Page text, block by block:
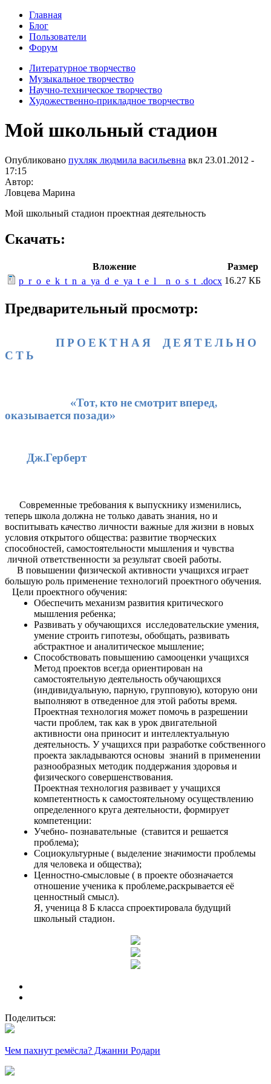
Главная
Блог
Пользователи
Форум
Литературное творчество
Музыкальное творчество
Научно-техническое творчество
Художественно-прикладное творчество
Мой школьный стадион
Опубликовано пухляк людмила васильевна вкл 23.01.2012 -
17:15
Автор:
Ловцева Марина
Мой школьный стадион проектная деятельность
Скачать:
Вложение
Размер
p_r_o_e_k_t_n_a_ya_d_e_ya_t_e_l__n_o_s_t_.docx 16.27 КБ
Предварительный просмотр:
П Р О Е К Т Н А Я Д Е Я Т Е Л Ь Н О
С Т Ь
«Тот, кто не смотрит вперед,
оказывается позади»
Дж.Герберт
Современные требования к выпускнику изменились,
теперь школа должна не только давать знания, но и
воспитывать качество личности важные для жизни в новых
условия открытого общества: развитие творческих
способностей, самостоятельности мышления и чувства
личной ответственности за результат своей работы.
В повышении физической активности учащихся играет
большую роль применение технологий проектного обучения.
Цели проектного обучения:
Обеспечить механизм развития критического
мышления ребенка;
Развивать у обучающихся исследовательские умения,
умение строить гипотезы, обобщать, развивать
абстрактное и аналитическое мышление;
Способствовать повышению самооценки учащихся
Метод проектов всегда ориентирован на
самостоятельную деятельность обучающихся
(индивидуальную, парную, групповую), которую они
выполняют в отведенное для этой работы время.
Проектная технология может помочь в разрешении
части проблем, так как в урок двигательной
активности она приносит и интеллектуальную
деятельность. У учащихся при разработке собственного
проекта закладываются основы знаний в применении
разнообразных методик поддержания здоровья и
физического совершенствования.
Проектная технология развивает у учащихся
компетентность к самостоятельному осуществлению
определенного круга деятельности, формирует
компетенции:
Учебно- познавательные (ставится и решается
проблема);
Социокультурные ( выделение значимости проблемы
для человека и общества);
Ценностно-смысловые ( в проекте обозначается
отношение ученика к проблеме,раскрывается её
ценностный смысл).
Я, ученица 8 Б класса спроектировала будущий
школьный стадион.
Поделиться:
Чем пахнут ремёсла? Джанни Родари